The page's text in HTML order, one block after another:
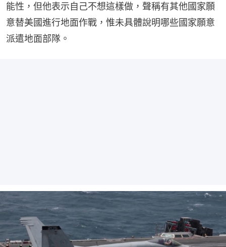
能性，但他表示自己不想這樣做，聲稱有其他國家願
意替美國進行地面作戰，惟未具體說明哪些國家願意
派遣地面部隊。